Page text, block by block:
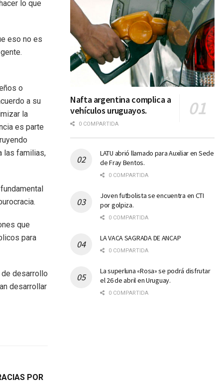
lo que
eso no es
o
a su
la
es parte
las familias,
que
para
de desarrollo
desarrollar
POR
Nafta argentina complica a
vehículos uruguayos.
0 COMPARTIDA
LATU abrió llamado para Auxiliar en Sede
de Fray Bentos.
0 COMPARTIDA
Joven futbolista se encuentra en CTI
por golpiza.
0 COMPARTIDA
LA VACA SAGRADA DE ANCAP
0 COMPARTIDA
La superluna «Rosa» se podrá disfrutar
el 26 de abril en Uruguay.
0 COMPARTIDA